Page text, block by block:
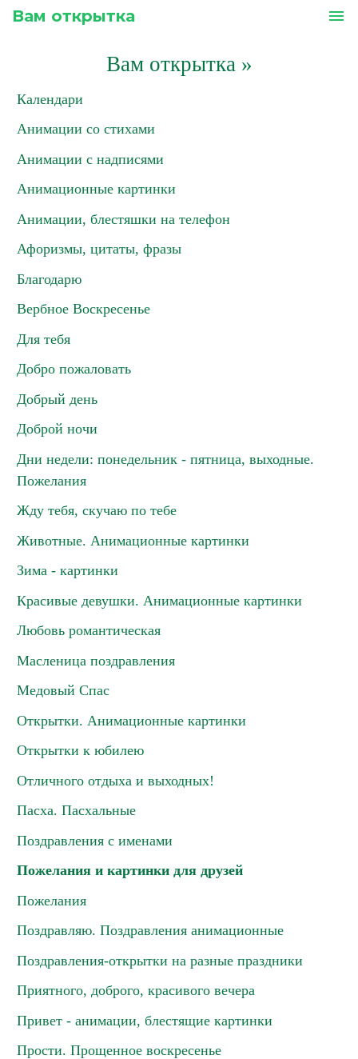
Вам открытка menu
Вам открытка»
Календари
Анимации со стихами
Анимации с надписями
Анимационные картинки
Анимации, блестяшки на телефон
Афоризмы, цитаты, фразы
Благодарю
Вербное Воскресенье
Для тебя
Добро пожаловать
Добрый день
Доброй ночи
Дни недели: понедельник - пятница, выходные.
Пожелания
Жду тебя, скучаю по тебе
Животные. Анимационные картинки
Зима - картинки
Красивые девушки. Анимационные картинки
Любовь романтическая
Масленица поздравления
Медовый Спас
Открытки. Анимационные картинки
Открытки к юбилею
Отличного отдыха и выходных!
Пасха. Пасхальные
Поздравления с именами
Пожелания и картинки для друзей
Пожелания
Поздравляю. Поздравления анимационные
Поздравления-открытки на разные праздники
Приятного, доброго, красивого вечера
Привет - анимации, блестящие картинки
Прости. Прощенное воскресенье